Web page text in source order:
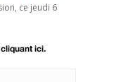
ce jeudi 6
ici.